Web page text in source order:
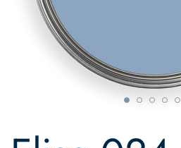
the